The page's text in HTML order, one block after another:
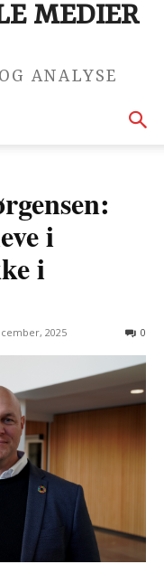
MEDIER
ANALYSE
i
i
2025 0